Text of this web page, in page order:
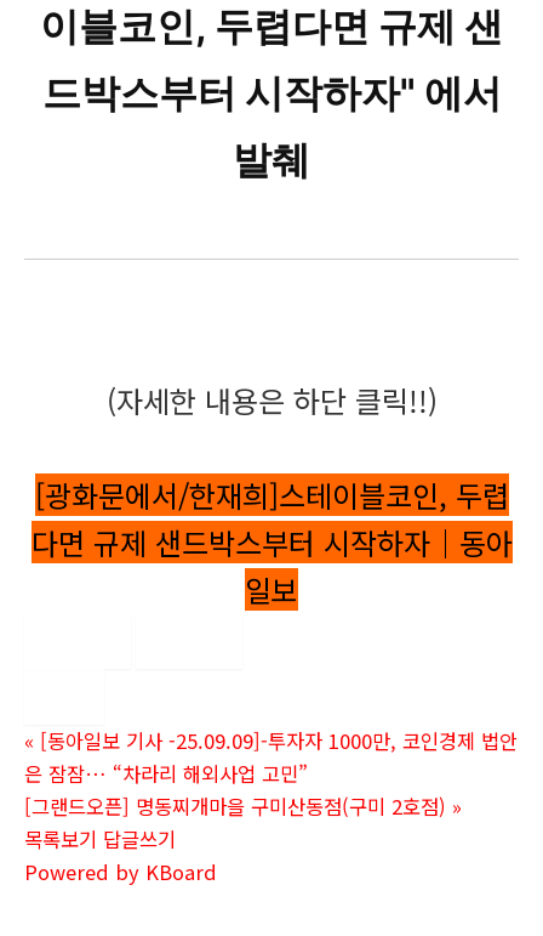
이블코인, 두렵다면 규제 샌
드박스부터 시작하자" 에서
발췌
(자세한 내용은 하단 클릭!!)
[광화문에서/한재희]스테이블코인, 두렵
다면 규제 샌드박스부터 시작하자｜동아
일보
« [동아일보 기사 -25.09.09]-투자자 1000만, 코인경제 법안
은 잠잠… “차라리 해외사업 고민”
[그랜드오픈] 명동찌개마을 구미산동점(구미 2호점) »
목록보기 답글쓰기
Powered by KBoard